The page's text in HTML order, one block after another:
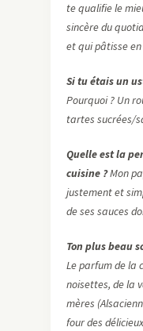
te qualifie le
sincère du
et qui pâtisse
Si tu étais un
Pourquoi ? Un
tartes sucrées/
Quelle est la
cuisine ?Mon
justement et
de ses sauces
Ton plus beau
Le parfum de la
noisettes, de la
mères
four des